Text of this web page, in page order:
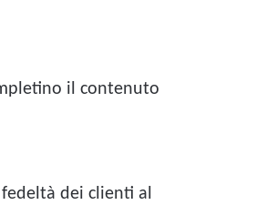
il contenuto
dei clienti al